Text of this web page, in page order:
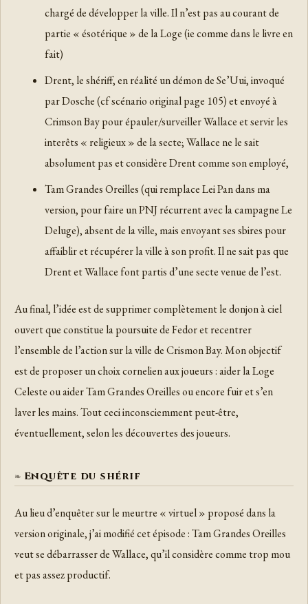
chargé de développer la ville. Il n’est pas au courant de
partie « ésotérique » de la Loge (ie comme dans le livre en
fait)
Drent, le shériff, en réalité un démon de Se’Uui, invoqué
par Dosche (cf scénario original page 105) et envoyé à
Crimson Bay pour épauler/surveiller Wallace et servir les
interêts « religieux » de la secte; Wallace ne le sait
absolument pas et considère Drent comme son employé,
Tam Grandes Oreilles (qui remplace Lei Pan dans ma
version, pour faire un PNJ récurrent avec la campagne Le
Deluge), absent de la ville, mais envoyant ses sbires pour
affaiblir et récupérer la ville à son profit. Il ne sait pas que
Drent et Wallace font partis d’une secte venue de l’est.
Au final, l’idée est de supprimer complètement le donjon à ciel
ouvert que constitue la poursuite de Fedor et recentrer
l’ensemble de l’action sur la ville de Crismon Bay. Mon objectif
est de proposer un choix cornelien aux joueurs : aider la Loge
Celeste ou aider Tam Grandes Oreilles ou encore fuir et s’en
laver les mains. Tout ceci inconsciemment peut-être,
éventuellement, selon les découvertes des joueurs.
Enquête du shérif
Au lieu d’enquêter sur le meurtre « virtuel » proposé dans la
version originale, j’ai modifié cet épisode : Tam Grandes Oreilles
veut se débarrasser de Wallace, qu’il considère comme trop mou
et pas assez productif.